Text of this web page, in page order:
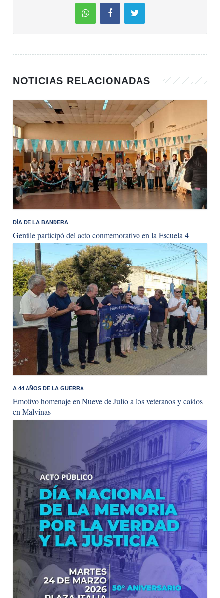
NOTICIAS RELACIONADAS
DÍA DE LA BANDERA
Gentile participó del acto conmemorativo en la Escuela 4
A 44 AÑOS DE LA GUERRA
Emotivo homenaje en Nueve de Julio a los veteranos y caídos
en Malvinas